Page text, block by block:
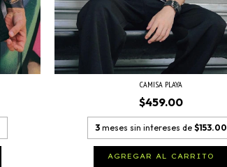
CAMISA PLAYA
$459.00
3 meses sin intereses de $153.00
AGREGAR AL CARRITO